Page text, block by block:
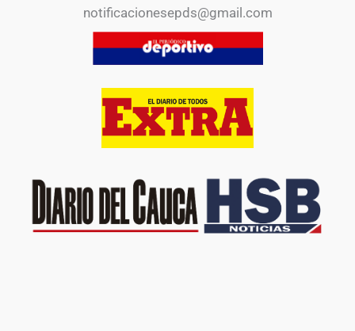
notificacionesepds@gmail.com